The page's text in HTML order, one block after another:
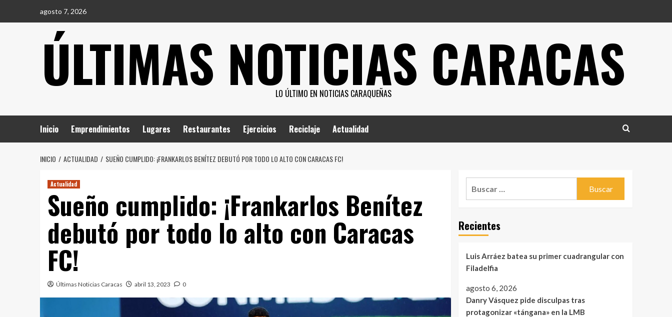
agosto 7, 2026
ÚLTIMAS NOTICIAS CARACAS
LO ÚLTIMO EN NOTICIAS CARAQUEÑAS
Inicio Emprendimientos Lugares Restaurantes Ejercicios Reciclaje Actualidad
INICIO ACTUALIDAD SUEÑO CUMPLIDO: ¡FRANKARLOS BENÍTEZ DEBUTÓ POR TODO LO ALTO CON CARACAS FC!
Actualidad
Sueño cumplido: ¡Frankarlos Benítez
debutó por todo lo alto con Caracas
FC!
Últimas Noticias Caracas abril 13, 2023 0
Recientes
Luis Arráez batea su primer cuadrangular con
Filadelfia
agosto 6, 2026
Danry Vásquez pide disculpas tras
protagonizar «tángana» en la LMB